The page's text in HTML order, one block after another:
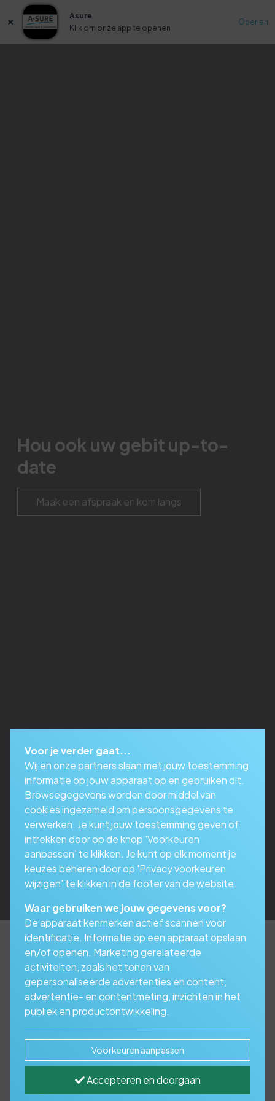
Asure
Klik om onze app te openen
Openen
Hou ook uw gebit up-to-
date
Maak een afspraak en kom langs
Verzeker alleen de echte
risico’s
Met een tandartsverzekering zijn ook uw
tanden goed verzekerd. U kunt kiezen uit
3 tandartsverzekeringen. Zo zit er altijd wel 1
bij die bij u past. Goed om te weten: een
tandartsverzekering kunt u het beste
Voor je verder gaat...
Wij en onze partners slaan met jouw toestemming
informatie op jouw apparaat op en gebruiken dit.
Browsegegevens worden door middel van
cookies ingezameld om persoonsgegevens te
verwerken. Je kunt jouw toestemming geven of
intrekken door op de knop 'Voorkeuren
aanpassen' te klikken. Je kunt op elk moment je
keuzes beheren door op 'Privacy voorkeuren
wijzigen' te klikken in de footer van de website.
Waar gebruiken we jouw gegevens voor?
De apparaat kenmerken actief scannen voor
identificatie. Informatie op een apparaat opslaan
en/of openen. Marketing gerelateerde
activiteiten, zoals het tonen van
gepersonaliseerde advertenties en content,
advertentie- en contentmeting, inzichten in het
publiek en productontwikkeling.
Voorkeuren aanpassen
Accepteren en doorgaan